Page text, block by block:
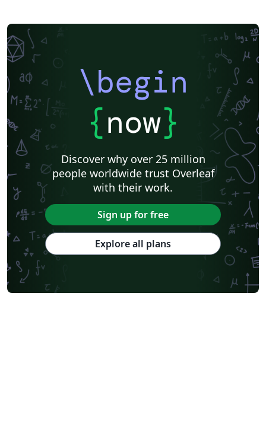
\begin
{now}
Discover why over 25 million
people worldwide trust Overleaf
with their work.
Sign up for free
Explore all plans